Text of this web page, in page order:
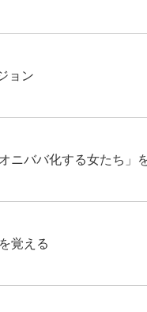
ョン
ニババ化する女たち」
覚える